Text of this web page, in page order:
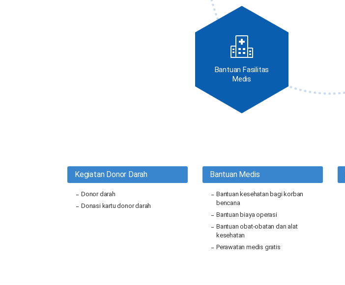
Bantuan Fasilitas
Medis
Kegiatan Donor Darah
Donor darah
Donasi kartu donor darah
Bantuan Medis
Bantuan kesehatan bagi korban
bencana
Bantuan biaya operasi
Bantuan obat-obatan dan alat
kesehatan
Perawatan medis gratis